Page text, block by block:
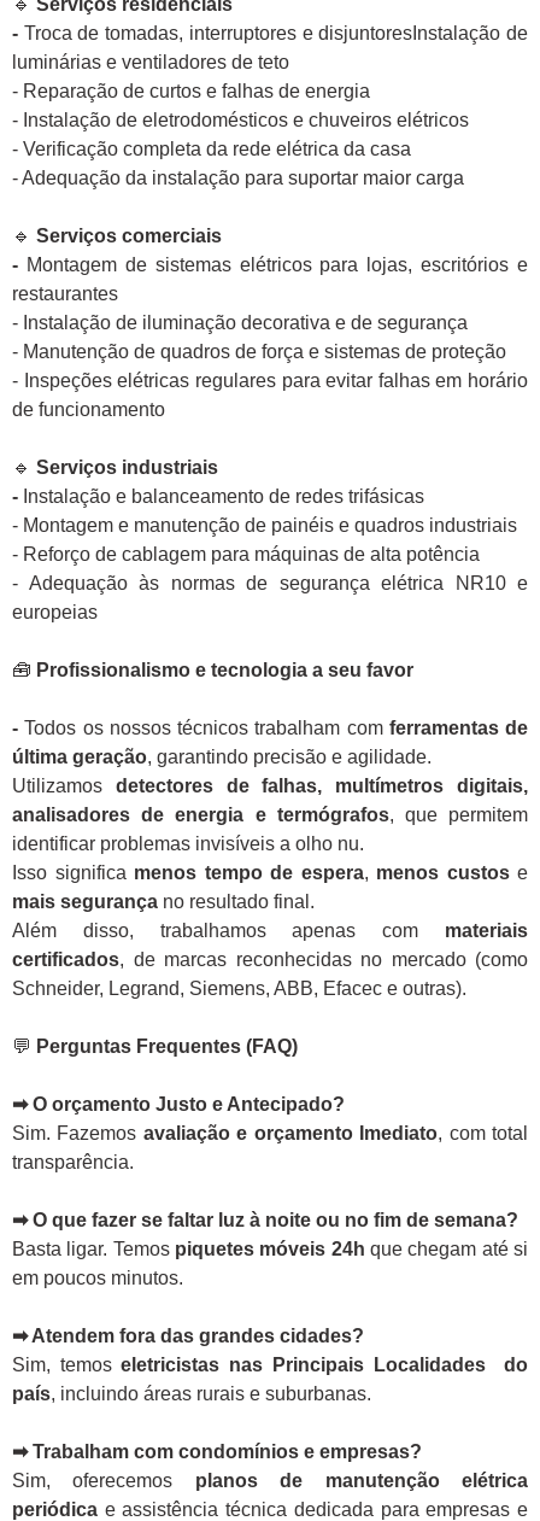
🔹 Serviços residenciais
- Troca de tomadas, interruptores e disjuntoresInstalação de
luminárias e ventiladores de teto
- Reparação de curtos e falhas de energia
- Instalação de eletrodomésticos e chuveiros elétricos
- Verificação completa da rede elétrica da casa
- Adequação da instalação para suportar maior carga
🔹 Serviços comerciais
- Montagem de sistemas elétricos para lojas, escritórios e
restaurantes
- Instalação de iluminação decorativa e de segurança
- Manutenção de quadros de força e sistemas de proteção
- Inspeções elétricas regulares para evitar falhas em horário
de funcionamento
🔹 Serviços industriais
- Instalação e balanceamento de redes trifásicas
- Montagem e manutenção de painéis e quadros industriais
- Reforço de cablagem para máquinas de alta potência
- Adequação às normas de segurança elétrica NR10 e
europeias
🧰 Profissionalismo e tecnologia a seu favor
-Todos os nossos técnicos trabalham com ferramentas de
última geração, garantindo precisão e agilidade.
Utilizamos detectores de falhas, multímetros digitais,
analisadores de energia e termógrafos, que permitem
identificar problemas invisíveis a olho nu.
Isso significa menos tempo de espera, menos custose
mais segurança no resultado final.
Além disso, trabalhamos apenas com materiais
certificados, de marcas reconhecidas no mercado (como
Schneider, Legrand, Siemens, ABB, Efacec e outras).
💬 Perguntas Frequentes (FAQ)
➡ O orçamento Justo e Antecipado?
Sim. Fazemos avaliação e orçamento Imediato, com total
transparência.
➡ O que fazer se faltar luz à noite ou no fim de semana?
Basta ligar. Temos piquetes móveis 24h que chegam até si
em poucos minutos.
➡ Atendem fora das grandes cidades?
Sim, temoseletricistas nas Principais Localidades do
país, incluindo áreas rurais e suburbanas.
➡ Trabalham com condomínios e empresas?
Sim, oferecemos planos de manutenção elétrica
periódica e assistência técnica dedicada para empresas e